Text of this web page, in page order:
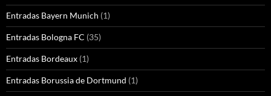
Entradas Bayern Munich (1)
Entradas Bologna FC (35)
Entradas Bordeaux (1)
Entradas Borussia de Dortmund (1)